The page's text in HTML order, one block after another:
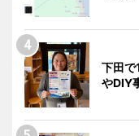
下田
やDIY